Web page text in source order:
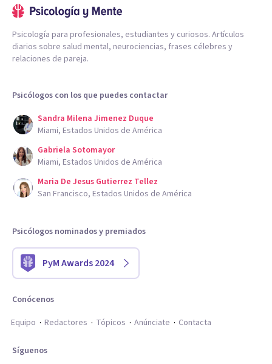
Psicología para profesionales, estudiantes y curiosos. Artículos
diarios sobre salud mental, neurociencias, frases célebres y
relaciones de pareja.
Psicólogos con los que puedes contactar
Sandra Milena Jimenez Duque
Miami, Estados Unidos de América
Gabriela Sotomayor
Miami, Estados Unidos de América
Maria De Jesus Gutierrez Tellez
San Francisco, Estados Unidos de América
Psicólogos nominados y premiados
PyM Awards 2024
Conócenos
Equipo
Redactores Tópicos Anúnciate Contacta
Síguenos